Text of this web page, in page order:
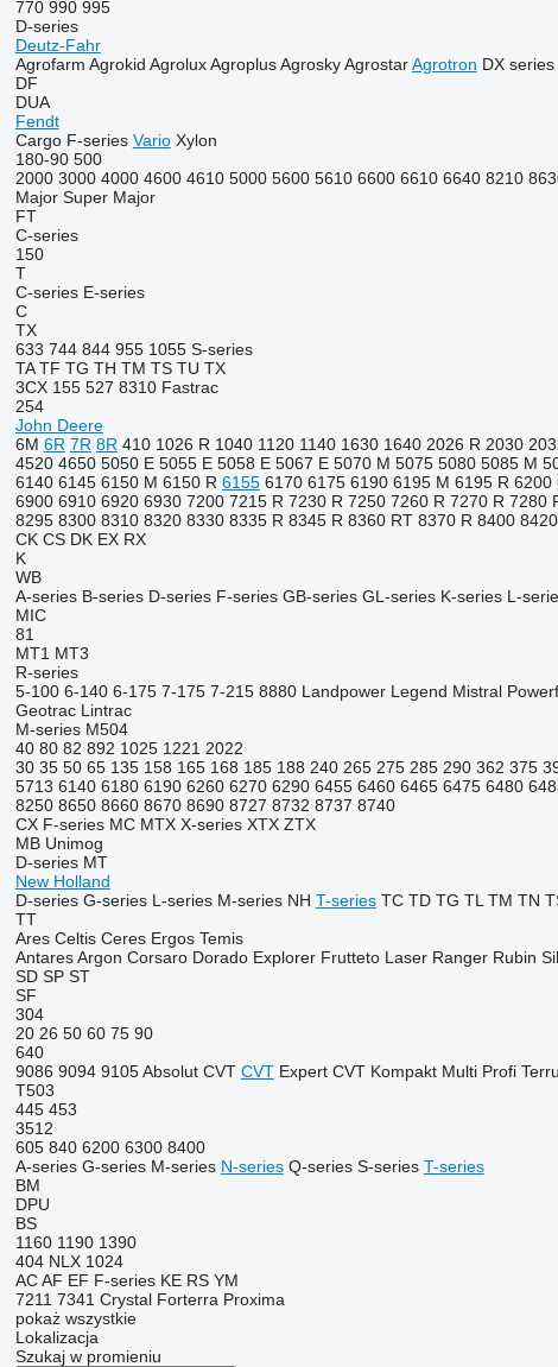
770 990 995
D-series
Deutz-Fahr
Agrofarm Agrokid Agrolux Agroplus Agrosky Agrostar Agrotron DX series
DF
DUA
Fendt
Cargo F-series Vario Xylon
180-90 500
2000 3000 4000 4600 4610 5000 5600 5610 6600 6610 6640 8210
Major Super Major
FT
C-series
150
T
C-series E-series
C
TX
633 744 844 955 1055 S-series
TA TF TG TH TM TS TU TX
3CX 155 527 8310 Fastrac
254
John Deere
6M 6R 7R 8R 410 1026 R 1040 1120 1140 1630 1640 2026 R 2030
4520 4650 5050 E 5055 E 5058 E 5067 E 5070 M 5075 5080 5085 M
6140 6145 6150 M 6150 R 6155 6170 6175 6190 6195 M 6195 R 6200
6900 6910 6920 6930 7200 7215 R 7230 R 7250 7260 R 7270 R 7280
8295 8300 8310 8320 8330 8335 R 8345 R 8360 RT 8370 R 8400 8420
CK CS DK EX RX
K
WB
A-series B-series D-series F-series GB-series GL-series K-series L-
MIC
81
MT1 MT3
R-series
5-100 6-140 6-175 7-175 7-215 8880 Landpower Legend Mistral
Geotrac Lintrac
M-series M504
40 80 82 892 1025 1221 2022
30 35 50 65 135 158 165 168 185 188 240 265 275 285 290 362 375
5713 6140 6180 6190 6260 6270 6290 6455 6460 6465 6475 6480
8250 8650 8660 8670 8690 8727 8732 8737 8740
CX F-series MC MTX X-series XTX ZTX
MB Unimog
D-series MT
New Holland
D-series G-series L-series M-series NH T-series TC TD TG TL TM TN
TT
Ares Celtis Ceres Ergos Temis
Antares Argon Corsaro Dorado Explorer Frutteto Laser Ranger Rubin
SD SP ST
SF
304
20 26 50 60 75 90
640
9086 9094 9105 Absolut CVT CVT Expert CVT Kompakt Multi Profi
T503
445 453
3512
605 840 6200 6300 8400
A-series G-series M-series N-series Q-series S-series T-series
BM
DPU
BS
1160 1190 1390
404 NLX 1024
AC AF EF F-series KE RS YM
7211 7341 Crystal Forterra Proxima
pokaż wszystkie
Lokalizacja
Szukaj w promieniu